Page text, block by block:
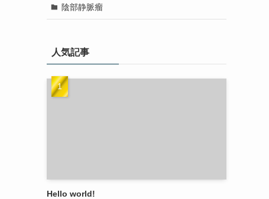
陰部静脈瘤
人気記事
Hello world!